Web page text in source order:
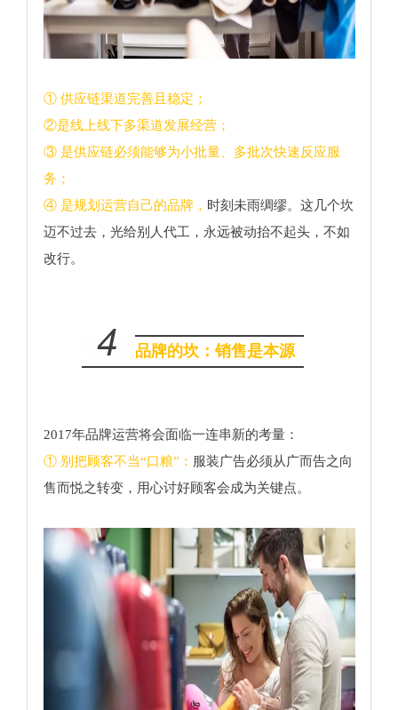
① 供应链渠道完善且稳定；
②是线上线下多渠道发展经营；
③ 是供应链必须能够为小批量、多批次快速反应服
务；
④ 是规划运营自己的品牌， 时刻未雨绸缪。这几个坎
迈不过去，光给别人代工，永远被动抬不起头，不如
改行。
4 品牌的坎：销售是本源
2017年品牌运营将会面临一连串新的考量：
① 别把顾客不当“口粮”： 服装广告必须从广而告之向
售而悦之转变，用心讨好顾客会成为关键点。